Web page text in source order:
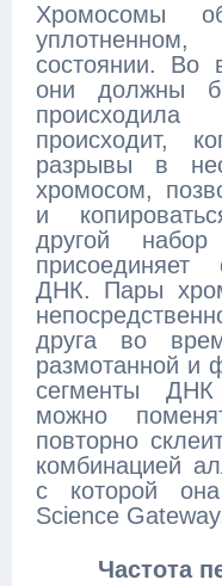
Хромосомы
состоянии. Во
они должны
происходит,
разрывы в
хромосом,
и
другой
ДНК. Пары
друга во
размотанной и
сегменты ДНК
можно
повторно
комбинацией
с которой она
Science
Частота